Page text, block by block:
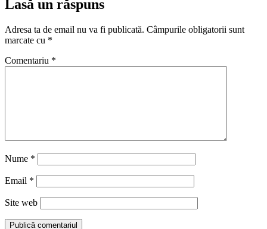
Lasă un răspuns
Adresa ta de email nu va fi publicată. Câmpurile obligatorii sunt
marcate cu *
Comentariu *
Nume *
Email *
Site web